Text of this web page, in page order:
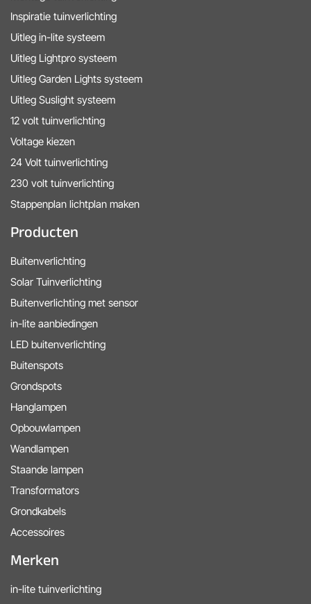
Inspiratie tuinverlichting
Uitleg in-lite systeem
Uitleg Lightpro systeem
Uitleg Garden Lights systeem
Uitleg Suslight systeem
12 volt tuinverlichting
Voltage kiezen
24 Volt tuinverlichting
230 volt tuinverlichting
Stappenplan lichtplan maken
Producten
Buitenverlichting
Solar Tuinverlichting
Buitenverlichting met sensor
in-lite aanbiedingen
LED buitenverlichting
Buitenspots
Grondspots
Hanglampen
Opbouwlampen
Wandlampen
Staande lampen
Transformators
Grondkabels
Accessoires
Merken
in-lite tuinverlichting